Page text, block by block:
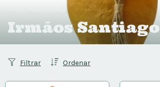
Irmãos Santiago
Ordenar
Filtrar